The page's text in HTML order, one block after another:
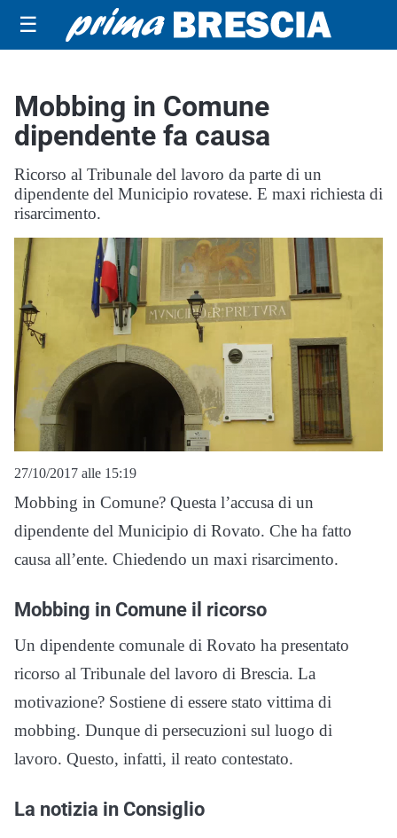
☰
Mobbing in Comune
dipendente fa causa
Ricorso al Tribunale del lavoro da parte di un
dipendente del Municipio rovatese. E maxi richiesta di
risarcimento.
27/10/2017 alle 15:19
Mobbing in Comune? Questa l’accusa di un
dipendente del Municipio di Rovato. Che ha fatto
causa all’ente. Chiedendo un maxi risarcimento.
Mobbing in Comune il ricorso
Un dipendente comunale di Rovato ha presentato
ricorso al Tribunale del lavoro di Brescia. La
motivazione? Sostiene di essere stato vittima di
mobbing. Dunque di persecuzioni sul luogo di
lavoro. Questo, infatti, il reato contestato.
La notizia in Consiglio